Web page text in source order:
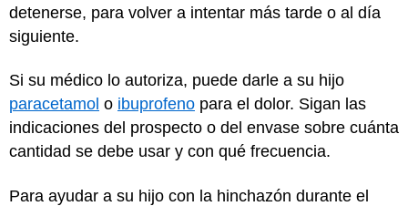
detenerse, para volver a intentar más tarde o al día
siguiente.
Si su médico lo autoriza, puede darle a su hijo
paracetamol o ibuprofeno para el dolor. Sigan las
indicaciones del prospecto o del envase sobre cuánta
cantidad se debe usar y con qué frecuencia.
Para ayudar a su hijo con la hinchazón durante el